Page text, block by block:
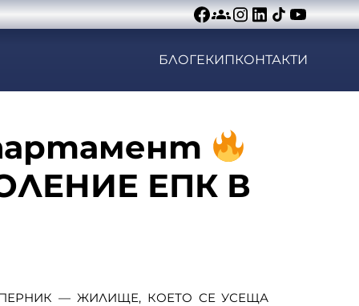
БЛОГЕКИПКОНТАКТИ
ЕПК В
— ЖИЛИЩЕ, КОЕТО СЕ УСЕЩА